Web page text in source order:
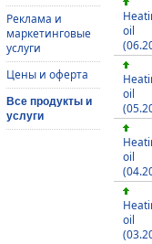
Реклама и
маркетинговые
услуги
Цены и оферта
Все продукты и
услуги
oil
oil
oil
oil